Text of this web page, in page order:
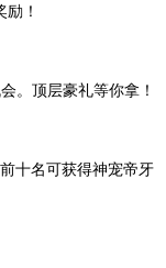
！
。顶层豪礼等你拿！
十名可获得神宠帝牙